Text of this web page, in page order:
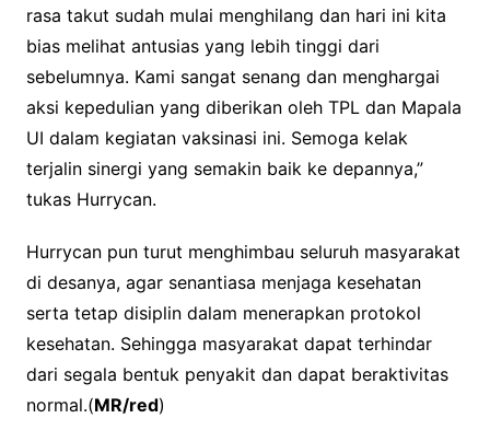
rasa takut sudah mulai menghilang dan hari ini kita
bias melihat antusias yang lebih tinggi dari
sebelumnya. Kami sangat senang dan menghargai
aksi kepedulian yang diberikan oleh TPL dan Mapala
UI dalam kegiatan vaksinasi ini. Semoga kelak
terjalin sinergi yang semakin baik ke depannya,”
tukas Hurrycan.
Hurrycan pun turut menghimbau seluruh masyarakat
di desanya, agar senantiasa menjaga kesehatan
serta tetap disiplin dalam menerapkan protokol
kesehatan. Sehingga masyarakat dapat terhindar
dari segala bentuk penyakit dan dapat beraktivitas
normal.(MR/red)